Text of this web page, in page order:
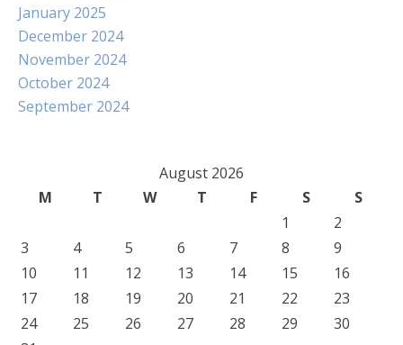
January 2025
December 2024
November 2024
October 2024
September 2024
August 2026
M
T W T F S
S
1
2
3
4 5 6 7 8
9
10
11 12 13 14 15
16
17
18 19 20 21 22
23
24
25 26 27 28 29
30